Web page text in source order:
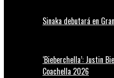
Sinaka debutará en
‘Bieberchella’: Justin
Coachella 2026